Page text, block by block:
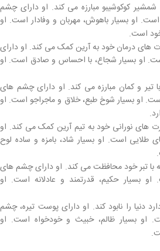
کوکوشیبو مبارزه می کند. او دارای چشم
او بسیار باهوش، مهربان و وفادار است. او
است.
های درمان خود به آرین کمک می کند. او دارای
او بسیار شجاع، با احساس و صادق است. او
و کمان مبارزه می کند. او دارای چشم های
او بسیار شوخ طبع، خلاق و ماجراجو است. او
های نورانی خود به تیم آرین کمک می کند. او
است. او بسیار شاد، بامزه و ساده لوح
با تبر خود محافظت می کند. او دارای چشم های
بسیار حکیم، قدرتمند و عادلانه است. او
دنیا را نابود کند. او دارای پوست تیره، چشم
بسیار ظالم، خبیث و خودخواه است. او